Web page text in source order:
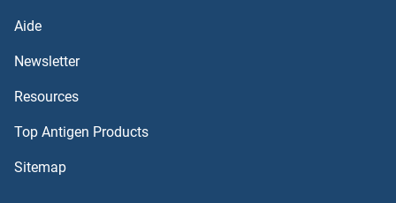
OR2A5 Anticorps
OR2A42 Anticorps
OR2A4 Anticorps
Aide
Newsletter
Resources
Top Antigen Products
Sitemap